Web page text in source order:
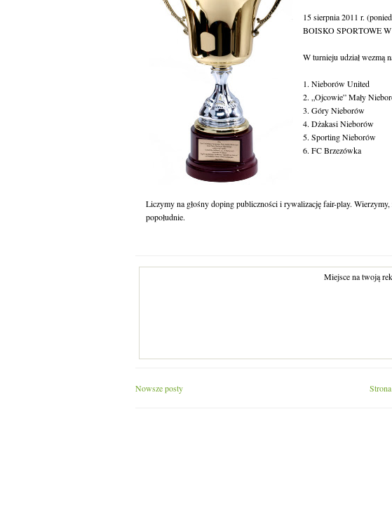
15 sierpnia 2011 r.
BOISKO SPORTOWE
W turnieju udział wezmą
1. Nieborów United
2. „Ojcowie” Mały
3. Góry Nieborów
4. Dżakasi Nieborów
5. Sporting Nieborów
6. FC Brzezówka
Liczymy na głośny doping publiczności i rywalizację fair-play.
popołudnie.
Miejsce na twoją
Nowsze posty